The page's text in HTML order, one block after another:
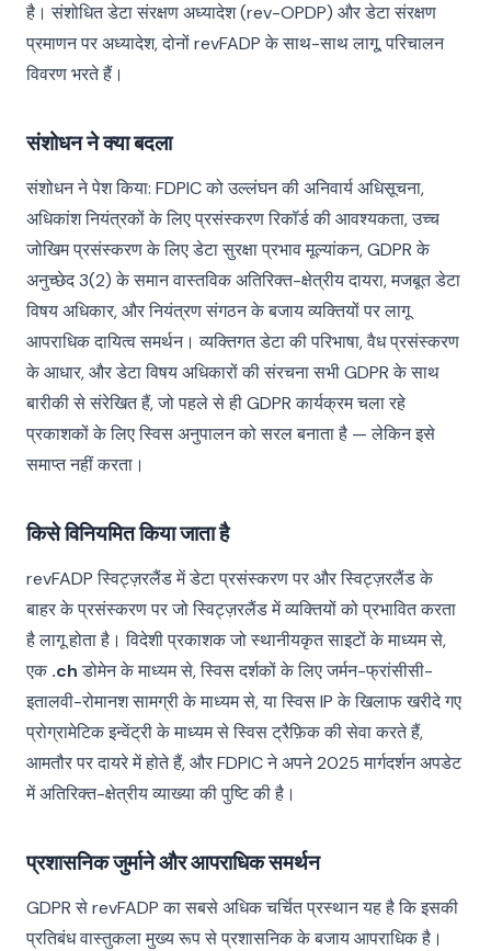
है। संशोधित डेटा संरक्षण अध्यादेश (rev-OPDP) और डेटा संरक्षण
प्रमाणन पर अध्यादेश, दोनों revFADP के साथ-साथ लागू, परिचालन
विवरण भरते हैं।
संशोधन ने क्या बदला
संशोधन ने पेश किया: FDPIC को उल्लंघन की अनिवार्य अधिसूचना,
अधिकांश नियंत्रकों के लिए प्रसंस्करण रिकॉर्ड की आवश्यकता, उच्च
जोखिम प्रसंस्करण के लिए डेटा सुरक्षा प्रभाव मूल्यांकन, GDPR के
अनुच्छेद 3(2) के समान वास्तविक अतिरिक्त-क्षेत्रीय दायरा, मजबूत डेटा
विषय अधिकार, और नियंत्रण संगठन के बजाय व्यक्तियों पर लागू
आपराधिक दायित्व समर्थन। व्यक्तिगत डेटा की परिभाषा, वैध प्रसंस्करण
के आधार, और डेटा विषय अधिकारों की संरचना सभी GDPR के साथ
बारीकी से संरेखित हैं, जो पहले से ही GDPR कार्यक्रम चला रहे
प्रकाशकों के लिए स्विस अनुपालन को सरल बनाता है — लेकिन इसे
समाप्त नहीं करता।
किसे विनियमित किया जाता है
revFADP स्विट्ज़रलैंड में डेटा प्रसंस्करण पर और स्विट्ज़रलैंड के
बाहर के प्रसंस्करण पर जो स्विट्ज़रलैंड में व्यक्तियों को प्रभावित करता
है लागू होता है। विदेशी प्रकाशक जो स्थानीयकृत साइटों के माध्यम से,
एक.chडोमेन के माध्यम से, स्विस दर्शकों के लिए जर्मन-फ्रांसीसी-
इतालवी-रोमानश सामग्री के माध्यम से, या स्विस IP के खिलाफ खरीदे गए
प्रोग्रामेटिक इन्वेंट्री के माध्यम से स्विस ट्रैफ़िक की सेवा करते हैं,
आमतौर पर दायरे में होते हैं, और FDPIC ने अपने 2025 मार्गदर्शन अपडेट
में अतिरिक्त-क्षेत्रीय व्याख्या की पुष्टि की है।
प्रशासनिक जुर्माने और आपराधिक समर्थन
GDPR से revFADP का सबसे अधिक चर्चित प्रस्थान यह है कि इसकी
प्रतिबंध वास्तुकला मुख्य रूप से प्रशासनिक के बजाय आपराधिक है।